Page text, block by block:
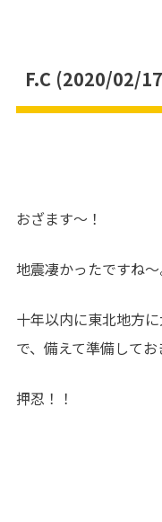
F.C (2020/02/
おざます～！
地震凄かったですね～
十年以内に東北地方
で、備えて準備してお
押忍！！